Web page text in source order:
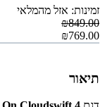
זמינות: אזל מהמלאי
₪849.00
₪769.00
תיאור